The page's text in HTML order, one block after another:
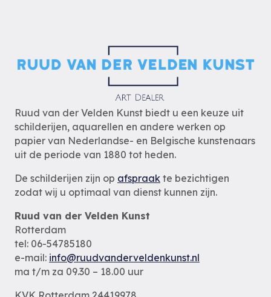
Ruud van der Velden Kunst biedt u een keuze uit
schilderijen, aquarellen en andere werken op
papier van Nederlandse- en Belgische kunstenaars
uit de periode van 1880 tot heden.
De schilderijen zijn op afspraak te bezichtigen
zodat wij u optimaal van dienst kunnen zijn.
Ruud van der Velden Kunst
Rotterdam
tel: 06-54785180
e-mail: info@ruudvanderveldenkunst.nl
ma t/m za 09.30 – 18.00 uur